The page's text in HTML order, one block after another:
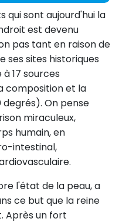
qui sont aujourd'hui la
est devenu
pas tant en raison de
ses sites historiques
17 sources
composition et la
On pense
miraculeux,
humain, en
intestinal,
l'état de la peau, a
ce but que la reine
Après un fort